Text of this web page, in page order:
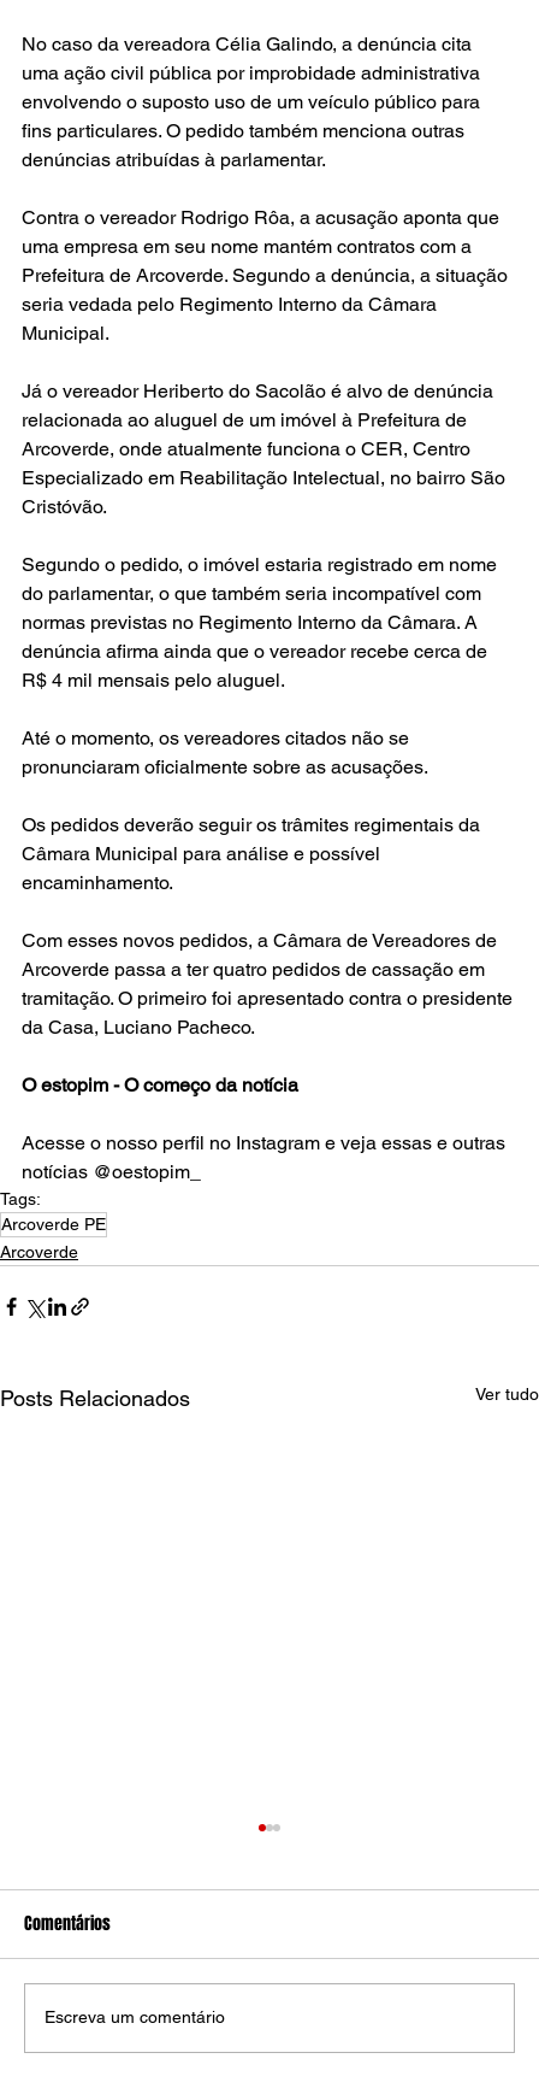
No caso da vereadora Célia Galindo, a denúncia cita
uma ação civil pública por improbidade administrativa
envolvendo o suposto uso de um veículo público para
fins particulares. O pedido também menciona outras
denúncias atribuídas à parlamentar.
Contra o vereador Rodrigo Rôa, a acusação aponta que
uma empresa em seu nome mantém contratos com a
Prefeitura de Arcoverde. Segundo a denúncia, a situação
seria vedada pelo Regimento Interno da Câmara
Municipal.
Já o vereador Heriberto do Sacolão é alvo de denúncia
relacionada ao aluguel de um imóvel à Prefeitura de
Arcoverde, onde atualmente funciona o CER, Centro
Especializado em Reabilitação Intelectual, no bairro São
Cristóvão.
Segundo o pedido, o imóvel estaria registrado em nome
do parlamentar, o que também seria incompatível com
normas previstas no Regimento Interno da Câmara. A
denúncia afirma ainda que o vereador recebe cerca de
R$ 4 mil mensais pelo aluguel.
Até o momento, os vereadores citados não se
pronunciaram oficialmente sobre as acusações.
Os pedidos deverão seguir os trâmites regimentais da
Câmara Municipal para análise e possível
encaminhamento.
Com esses novos pedidos, a Câmara de Vereadores de
Arcoverde passa a ter quatro pedidos de cassação em
tramitação. O primeiro foi apresentado contra o presidente
da Casa, Luciano Pacheco.
O estopim - O começo da notícia
Acesse o nosso perfil no Instagram e veja essas e outras
notícias @oestopim_
Tags:
Arcoverde PE
Arcoverde
Posts Relacionados Ver tudo
Comentários
Escreva um comentário